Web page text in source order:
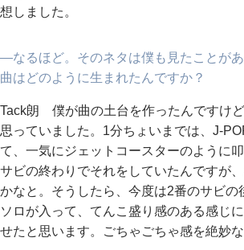
想しました。
―なるほど。そのネタは僕も見たことが
曲はどのように生まれたんですか？
Tack朗 僕が曲の土台を作ったんですけ
思っていました。1分ちょいまでは、J-
て、一気にジェットコースターのように
サビの終わりでそれをしていたんですが
かなと。そうしたら、今度は2番のサビ
ソロが入って、てんこ盛り感のある感じ
せたと思います。ごちゃごちゃ感を絶妙